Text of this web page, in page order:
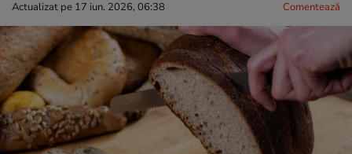
Actualizat pe 17 iun. 2026, 06:38 Comentează